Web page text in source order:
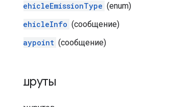
VehicleEmissionType (enum)
VehicleInfo (сообщение)
Waypoint (сообщение)
Маршруты